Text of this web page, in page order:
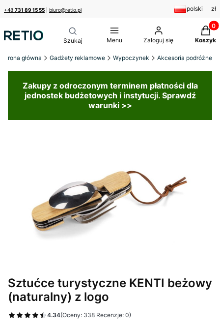
+48 731 89 15 55 biuro@retio.pl polski zł
Menu Zaloguj się Koszyk
Strona główna Gadżety reklamowe Wypoczynek Akcesoria podróżne
Zakupy z odroczonym terminem płatności dla
jednostek budżetowych i instytucji. Sprawdź
warunki >>
Sztućce turystyczne KENTI beżowy
(naturalny) z logo
4.34(Oceny: 338 Recenzje: 0)